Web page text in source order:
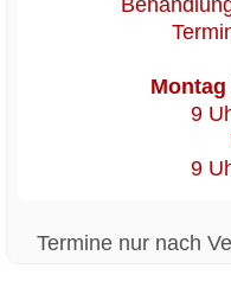
9
9
Termine nur nach